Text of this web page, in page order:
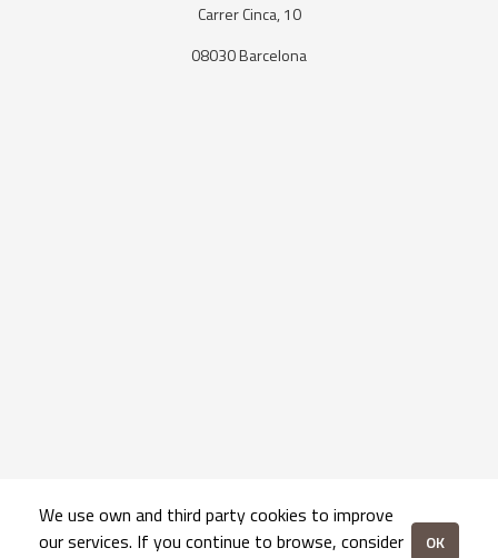
Carrer Cinca, 10
08030 Barcelona
We use own and third party cookies to improve
our services. If you continue to browse, consider
OK